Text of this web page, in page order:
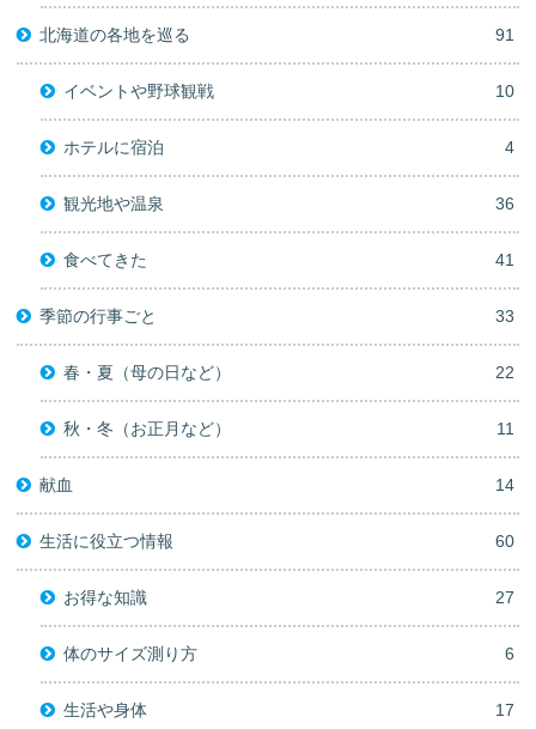
北海道の各地を巡る 91
イベントや野球観戦 10
ホテルに宿泊 4
観光地や温泉 36
食べてきた 41
季節の行事ごと 33
春・夏（母の日など） 22
秋・冬（お正月など） 11
献血 14
生活に役立つ情報 60
お得な知識 27
体のサイズ測り方 6
生活や身体 17